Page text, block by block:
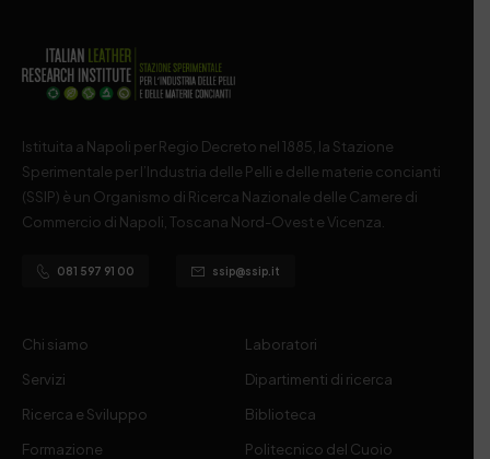
Istituita a Napoli per Regio Decreto nel 1885, la Stazione
Sperimentale per l’Industria delle Pelli e delle materie concianti
(SSIP) è un Organismo di Ricerca Nazionale delle Camere di
Commercio di Napoli, Toscana Nord-Ovest e Vicenza.
081 597 91 00 ssip@ssip.it
Chi siamo
Servizi
Ricerca e Sviluppo
Formazione
Laboratori
Dipartimenti di ricerca
Biblioteca
Politecnico del Cuoio